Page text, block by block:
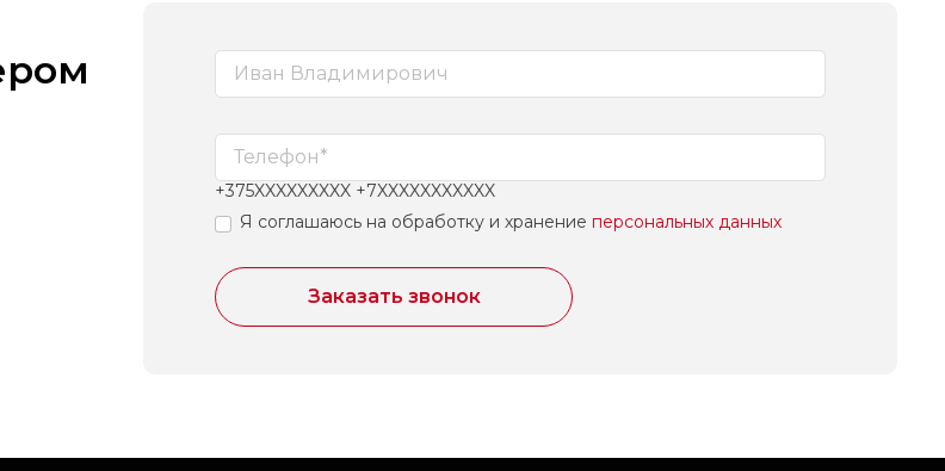
+375XXXXXXXXX +7XXXXXXXXXXX
Я соглашаюсь на обработку и хранение персональных данных
Заказать звонок